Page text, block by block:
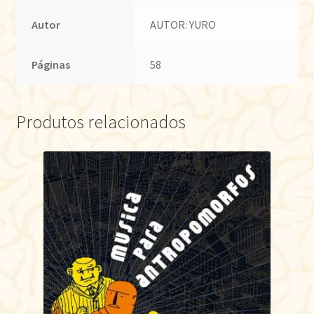
Autor AUTOR: YURO
Páginas 58
Produtos relacionados